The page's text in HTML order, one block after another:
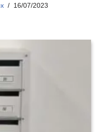
16/07/2023